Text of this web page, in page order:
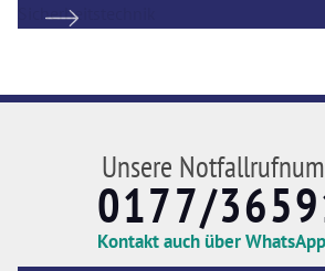
Unsere
0177/
Kontakt auch über WhatsApp